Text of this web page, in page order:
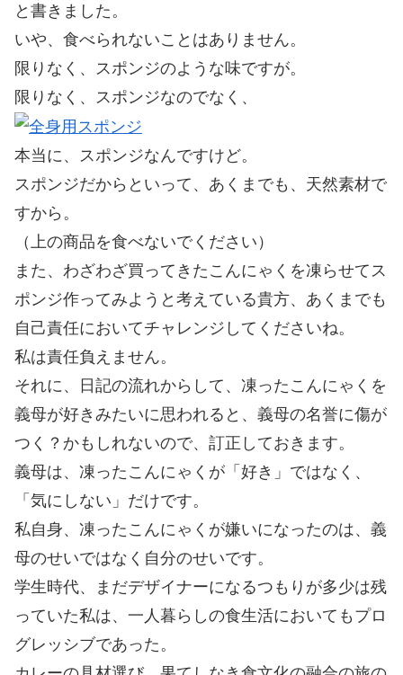
と書きました。
いや、食べられないことはありません。
限りなく、スポンジのような味ですが。
限りなく、スポンジなのでなく、
本当に、スポンジなんですけど。
スポンジだからといって、あくまでも、天然素材で
すから。
（上の商品を食べないでください）
また、わざわざ買ってきたこんにゃくを凍らせてス
ポンジ作ってみようと考えている貴方、あくまでも
自己責任においてチャレンジしてくださいね。
私は責任負えません。
それに、日記の流れからして、凍ったこんにゃくを
義母が好きみたいに思われると、義母の名誉に傷が
つく？かもしれないので、訂正しておきます。
義母は、凍ったこんにゃくが「好き」ではなく、
「気にしない」だけです。
私自身、凍ったこんにゃくが嫌いになったのは、義
母のせいではなく自分のせいです。
学生時代、まだデザイナーになるつもりが多少は残
っていた私は、一人暮らしの食生活においてもプロ
グレッシブであった。